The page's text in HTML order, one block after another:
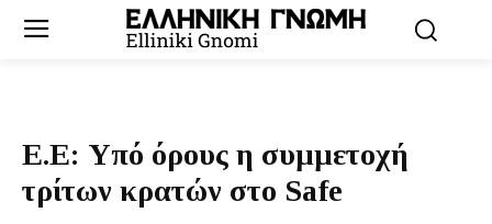
Ε.Ε: Υπό όρους η συμμετοχή
τρίτων κρατών στο Safe